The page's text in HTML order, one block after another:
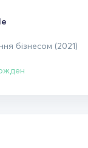
бізнесом (2021)